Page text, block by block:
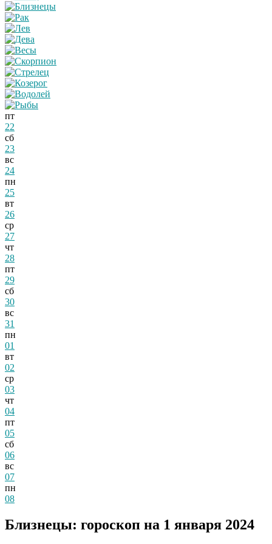
пт
22
сб
23
вс
24
пн
25
вт
26
ср
27
чт
28
пт
29
сб
30
вс
31
пн
01
вт
02
ср
03
чт
04
пт
05
сб
06
вс
07
пн
08
Близнецы: гороскоп на 1 января 2024